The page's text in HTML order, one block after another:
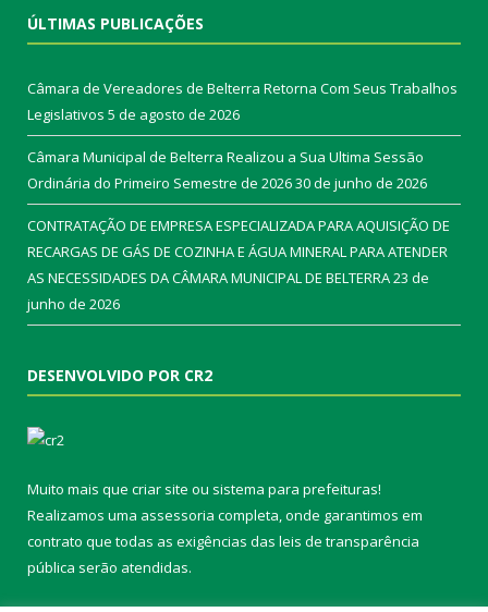
ÚLTIMAS PUBLICAÇÕES
Câmara de Vereadores de Belterra Retorna Com Seus Trabalhos
Legislativos 5 de agosto de 2026
Câmara Municipal de Belterra Realizou a Sua Ultima Sessão
Ordinária do Primeiro Semestre de 202630 de junho de 2026
CONTRATAÇÃO DE EMPRESA ESPECIALIZADA PARA AQUISIÇÃO DE
RECARGAS DE GÁS DE COZINHA E ÁGUA MINERAL PARA ATENDER
AS NECESSIDADES DA CÂMARA MUNICIPAL DE BELTERRA23 de
junho de 2026
DESENVOLVIDO POR CR2
Muito mais que criar site ou sistema para prefeituras!
Realizamos uma assessoria completa, onde garantimos em
contrato que todas as exigências das leis de transparência
pública serão atendidas.